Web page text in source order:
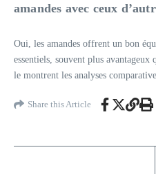
amandes avec ceux
Oui, les amandes offrent un bon
essentiels, souvent plus avantageux
le montrent les analyses
Share this Article